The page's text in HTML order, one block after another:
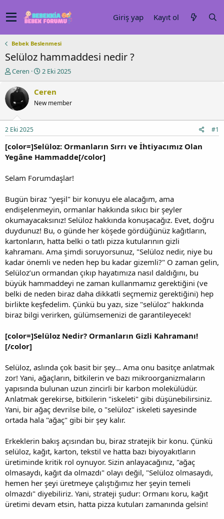
Giriş yap Kayıt ol
Bebek Beslenmesi
Selüloz hammaddesi nedir ?
K
n
y
b
a
l
a
a
Ceren
B
ş
l
a
ç
t
a
i
i
2 Eki 2025
Ceren
New member
2 Eki 2025 #1
[color=]Selüloz: Ormanların Sırrı ve İhtiyacımız Olan
Yegâne Hammadde[/color]
Selam Forumdaşlar!
Bugün biraz "yeşil" bir konuyu ele alacağım, ama
endişelenmeyin, ormanlar hakkında sıkıcı bir şeyler
okumayacaksınız! Selüloz hakkında konuşacağız. Evet, doğru
duydunuz! Bu, o günde her köşede gördüğünüz kağıtların,
kartonların, hatta belki o tatlı pizza kutularının gizli
kahramanı. Ama şimdi soruyorsunuz, "Selüloz nedir, niye bu
kadar önemli ve neden hep bu kadar gizemli?" O zaman gelin,
Selüloz’un ormandan çıkıp hayatımıza nasıl daldığını, bu
büyük hammaddeyi ne zaman kullanmamız gerektiğini (ve
belki de neden biraz daha dikkatli seçmemiz gerektiğini) hep
birlikte keşfedelim. Çünkü bu yazı, size "selüloz" hakkında
biraz bilgi verirken, gülümsemenizi de garantileyecek!
[color=]Selüloz Nedir? Ormanların Gizli Kahramanı!
[/color]
Selüloz, aslında çok basit bir şey… Ama onu basitçe anlatmak
zor! Yani, ağaçların, bitkilerin ve bazı mikroorganizmaların
yapısında bulunan uzun zincirli bir karbon molekülüdür.
Anlatmak gerekirse, bitkilerin "iskeleti" gibi düşünebilirsiniz.
Yani, bir ağaç devrilse bile, o "selüloz" iskeleti sayesinde
ortada hala "ağaç" gibi bir şey kalır.
Erkeklerin bakış açısından bu, biraz stratejik bir konu. Çünkü
selüloz, kağıt, karton, tekstil ve hatta bazı biyoyakıtların
üretiminde kritik rol oynuyor. Sizin anlayacağınız, "ağaç
olmasaydı, kağıt da olmazdı" olayı değil, "Selüloz olmasaydı,
hemen her şeyi üretmeye çalıştığımız her şeyin temeli
olmazdı" diyebiliriz. Yani, strateji şudur: Ormanı koru, kağıt
üretimi devam etsin, hatta pizza kutuları zamanında gelsin!